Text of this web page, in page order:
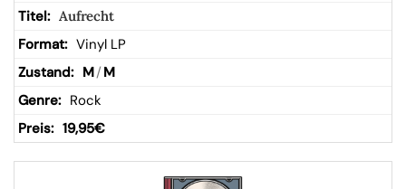
Aufrecht
Vinyl LP
M/ M
Rock
19,95€